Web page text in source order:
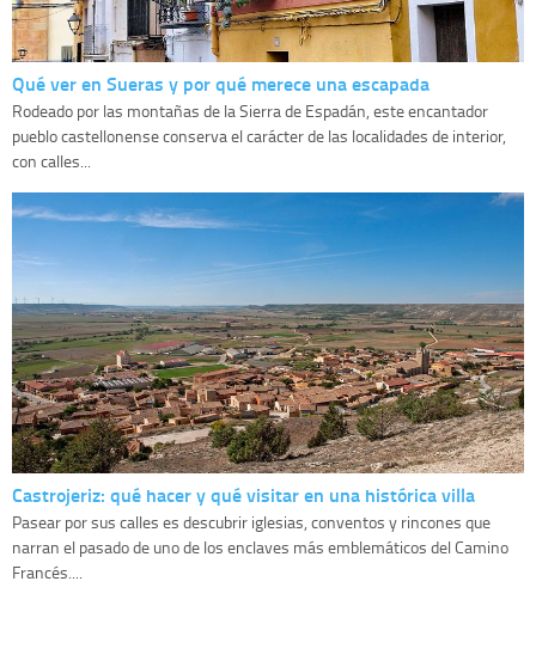
Qué ver en Sueras y por qué merece una escapada
Rodeado por las montañas de la Sierra de Espadán, este encantador
pueblo castellonense conserva el carácter de las localidades de interior,
con calles...
Castrojeriz: qué hacer y qué visitar en una histórica villa
Pasear por sus calles es descubrir iglesias, conventos y rincones que
narran el pasado de uno de los enclaves más emblemáticos del Camino
Francés....